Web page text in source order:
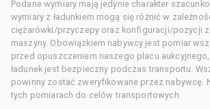
Podane wymiary mają jedynie charakter
wymiary z ładunkiem mogą się różnić w
ciężarówki/przyczepy oraz konfiguracji/pozycji
maszyny. Obowiązkiem nabywcy jest pomiar
przed opuszczeniem naszego placu
ładunek jest bezpieczny podczas transportu.
powinny zostać zweryfikowane przez nabywcę.
tych pomiarach do celów transportowych.